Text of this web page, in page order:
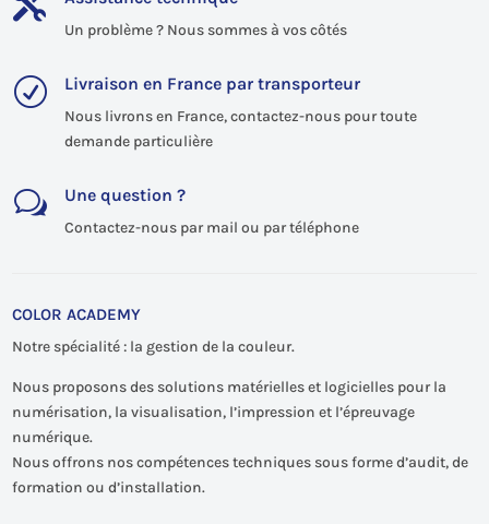
Un problème ? Nous sommes à vos côtés
R Livraison en France par transporteur
Nous livrons en France, contactez-nous pour toute
demande particulière
w Une question ?
Contactez-nous par mail ou par téléphone
COLOR ACADEMY
Notre spécialité : la gestion de la couleur.
Nous proposons des solutions matérielles et logicielles pour la
numérisation, la visualisation, l’impression et l’épreuvage
numérique.
Nous offrons nos compétences techniques sous forme d’audit, de
formation ou d’installation.